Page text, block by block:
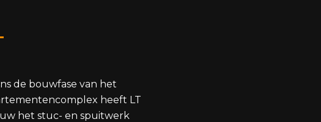
de bouwfase van het
heeft LT
het stuc- en spuitwerk